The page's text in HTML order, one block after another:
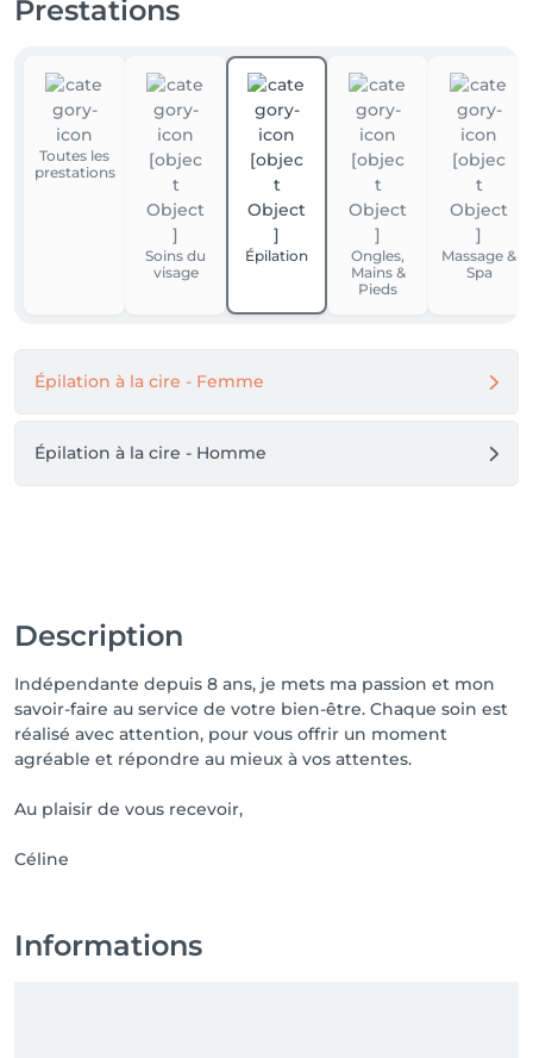
🖤 Lorsque je suis en soins, il m’est impossible de
message vocal avec votre demande et vos
coordonnées et je vous rappellerai dès que possible.
Prestations
Toutes les
prestations
Soins du
visage
Épilation
Ongles,
Mains &
Pieds
Massage &
Spa
Épilation à la cire - Femme
Épilation à la cire - Homme
Description
Indépendante depuis 8 ans, je mets ma passion et mon
savoir-faire au service de votre bien-être. Chaque soin est
réalisé avec attention, pour vous offrir un moment
agréable et répondre au mieux à vos attentes.
Au plaisir de vous recevoir,
Céline
Informations